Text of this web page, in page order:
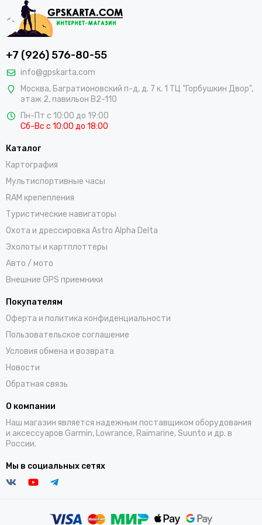
+7 (926) 576-80-55
info@gpskarta.com
Москва, Багратионовский п-д, д. 7 к. 1 ТЦ "Горбушкин Двор",
этаж 2, павильон B2-110
Пн-Пт с 10:00 до 19:00
Сб-Вс с 10:00 до 18:00
Каталог
Картография
Мультиспортивные часы
RAM крепепления
Туристические навигаторы
Охота и дрессировка Astro Alpha Delta
Эхолоты и картплоттеры
Авто / мото
Внешние GPS приемники
Покупателям
Оферта и политика конфиденциальности
Пользовательское соглашение
Условия обмена и возврата
Новости
Обратная связь
О компании
Наш магазин является надежным поставщиком оборудования
и аксессуаров Garmin, Lowrance, Raimarine, Suunto и др. в
России.
Мы в социальных сетях